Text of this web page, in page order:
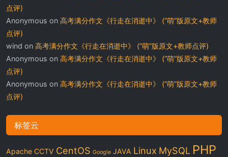
点评)
Anonymous on 高考满分作文《行走在消逝中》 (“萌”版原文+教师
点评)
wind on 高考满分作文《行走在消逝中》 (“萌”版原文+教师点评)
Anonymous on 高考满分作文《行走在消逝中》 (“萌”版原文+教师
点评)
Anonymous on 高考满分作文《行走在消逝中》 (“萌”版原文+教师
点评)
标签云
Apache CCTV CentOS Google JAVA Linux MySQL PHP